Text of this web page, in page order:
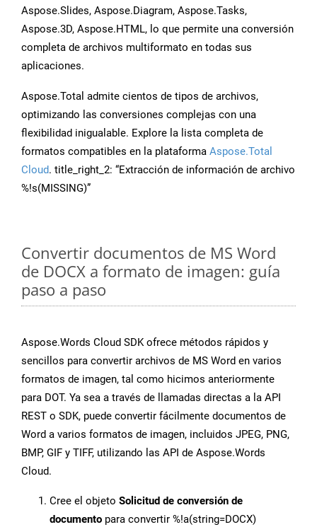
Aspose.Slides, Aspose.Diagram, Aspose.Tasks,
Aspose.3D, Aspose.HTML, lo que permite una conversión
completa de archivos multiformato en todas sus
aplicaciones.
Aspose.Total admite cientos de tipos de archivos,
optimizando las conversiones complejas con una
flexibilidad inigualable. Explore la lista completa de
formatos compatibles en la plataforma Aspose.Total
Cloud. title_right_2: “Extracción de información de archivo
%!s(MISSING)”
Convertir documentos de MS Word
de DOCX a formato de imagen: guía
paso a paso
Aspose.Words Cloud SDK ofrece métodos rápidos y
sencillos para convertir archivos de MS Word en varios
formatos de imagen, tal como hicimos anteriormente
para DOT. Ya sea a través de llamadas directas a la API
REST o SDK, puede convertir fácilmente documentos de
Word a varios formatos de imagen, incluidos JPEG, PNG,
BMP, GIF y TIFF, utilizando las API de Aspose.Words
Cloud.
Cree el objeto Solicitud de conversión de
documento para convertir %!a(string=DOCX)